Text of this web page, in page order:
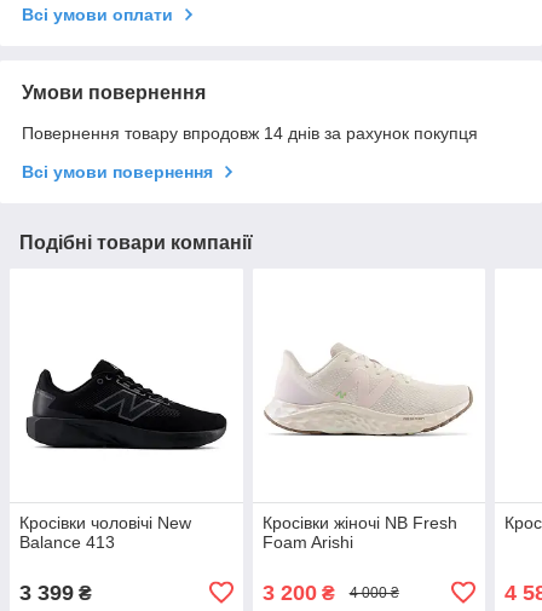
Всі умови оплати
Умови повернення
Повернення товару впродовж 14 днів за рахунок покупця
Всі умови повернення
Подібні товари компанії
Кросівки чоловічі New
Balance 413
3 399 ₴
Кросівки жіночі NB Fresh
Foam Arishi
3 200₴ 4 000 ₴ 4